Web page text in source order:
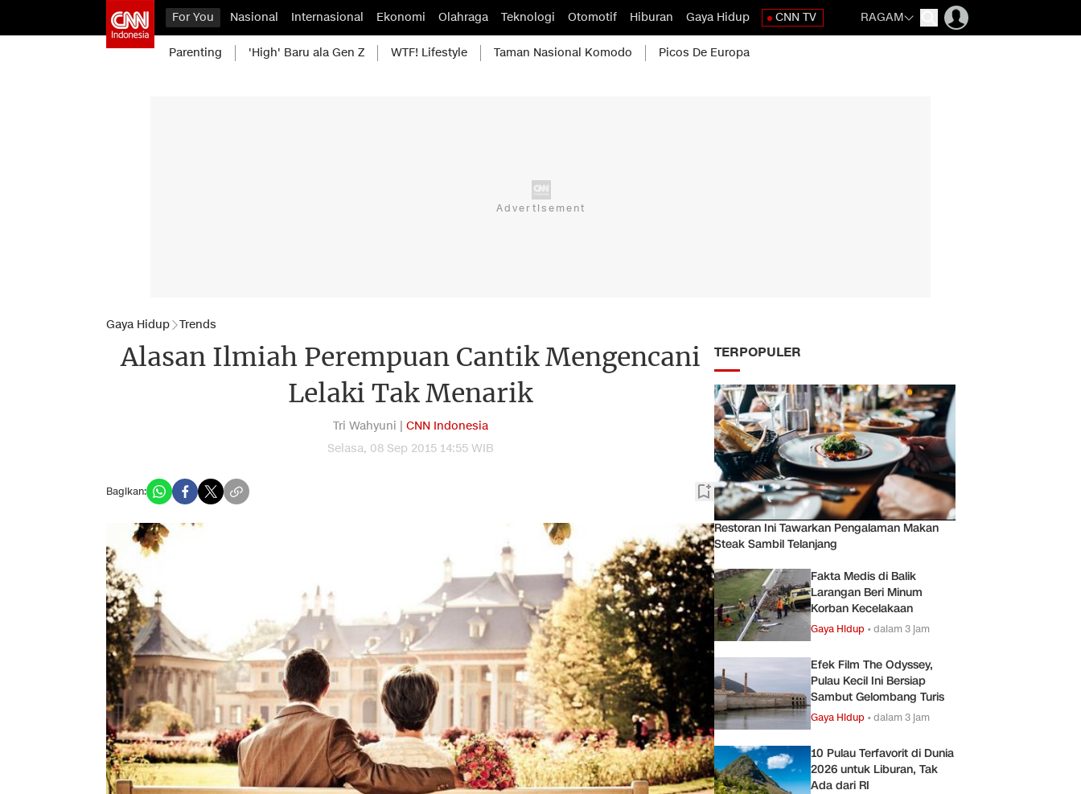
For You Nasional Internasional Ekonomi Olahraga Teknologi Otomotif Hiburan Gaya Hidup CNN TV RAGAM
Parenting 'High' Baru ala Gen Z WTF! Lifestyle Taman Nasional Komodo Picos De Europa
Gaya Hidup Trends
Alasan Ilmiah Perempuan Cantik Mengencani
Lelaki Tak Menarik
Tri Wahyuni | CNN Indonesia
Selasa, 08 Sep 2015 14:55 WIB
Bagikan:
TERPOPULER
Restoran Ini Tawarkan Pengalaman Makan
Steak Sambil Telanjang
Fakta Medis di Balik
Larangan Beri Minum
Korban Kecelakaan
Gaya Hidup •dalam 3 jam
Efek Film The Odyssey,
Pulau Kecil Ini Bersiap
Sambut Gelombang Turis
Gaya Hidup •dalam 3 jam
10 Pulau Terfavorit di Dunia
2026 untuk Liburan, Tak
Ada dari RI